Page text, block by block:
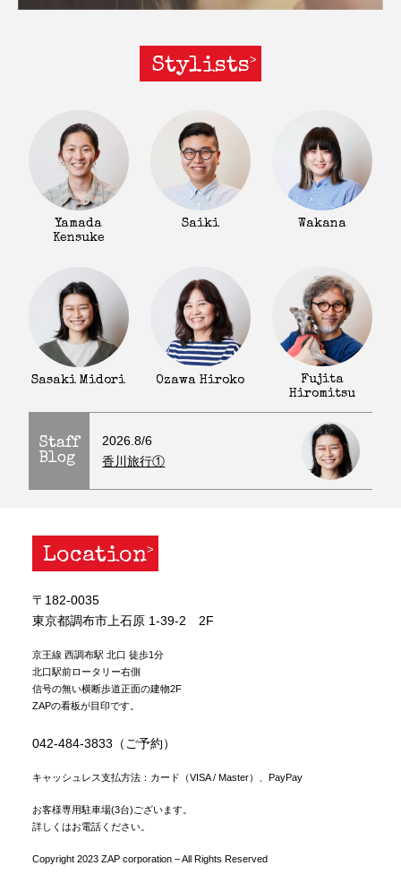
Stylists
Yamada
Kensuke
Saiki Wakana
Sasaki Midori Ozawa Hiroko
Fujita
Hiromitsu
Staff
Blog
2026.8/6
香川旅行①
Location
〒182-0035
東京都調布市上石原 1-39-2 2F
京王線 西調布駅 北口 徒歩1分
北口駅前ロータリー右側
信号の無い横断歩道正面の建物2F
ZAPの看板が目印です。
042-484-3833（ご予約）
キャッシュレス支払方法：カード（VISA / Master）、PayPay
お客様専用駐車場(3台)ございます。
詳しくはお電話ください。
Copyright 2023 ZAP corporation – All Rights Reserved